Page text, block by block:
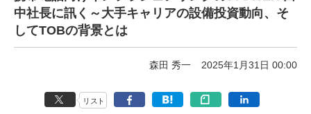
中社長に訊く～大手キャリアの設備投資動向、そ
してTOBの背景とは
森田 秀一 2025年1月31日 00:00
リスト